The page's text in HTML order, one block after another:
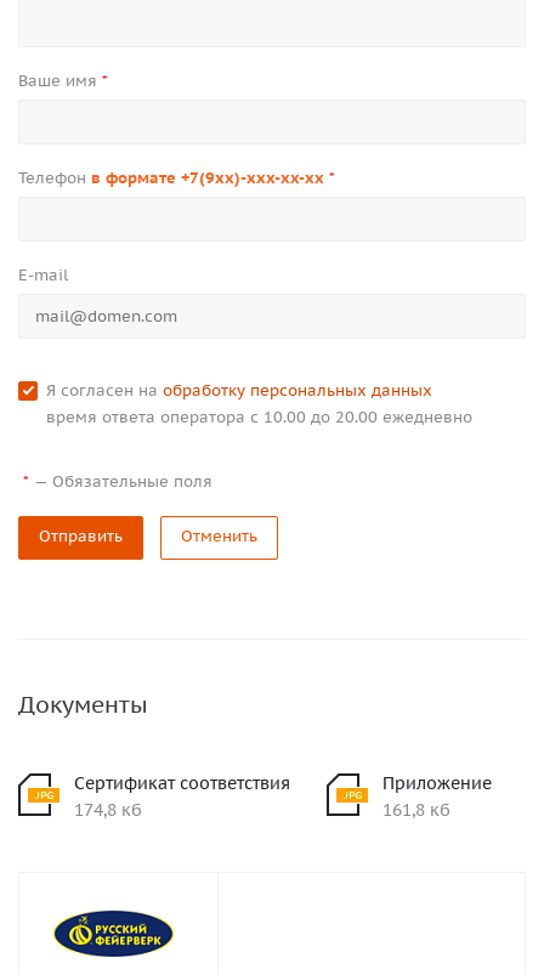
Ваше имя *
Телефон в формате +7(9xx)-xxx-xx-xx *
E-mail
Я согласен на обработку персональных данных
время ответа оператора с 10.00 до 20.00 ежедневно
* — Обязательные поля
Отправить Отменить
Документы
Сертификат соответствия
174,8 кб
Приложение
161,8 кб